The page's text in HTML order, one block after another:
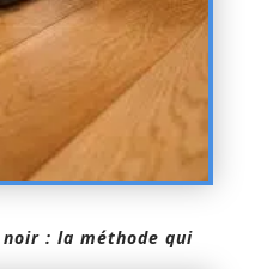
: la méthode qui